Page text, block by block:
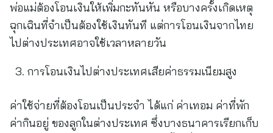
พ่อแม่ต้องโอนเงินให้เพิ่มกะทันหัน หรือบางครั้งเกิดเหตุ
ฉุกเฉินที่จำเป็นต้องใช้เงินทันที แต่การโอนเงินจากไทย
ไปต่างประเทศอาจใช้เวลาหลายวัน
การโอนเงินไปต่างประเทศเสียค่าธรรมเนียมสูง
ค่าใช้จ่ายที่ต้องโอนเป็นประจำ ได้แก่ ค่าเทอม ค่าที่พัก
ค่ากินอยู่ ของลูกในต่างประเทศ ซึ่งบางธนาคารเรียกเก็บ